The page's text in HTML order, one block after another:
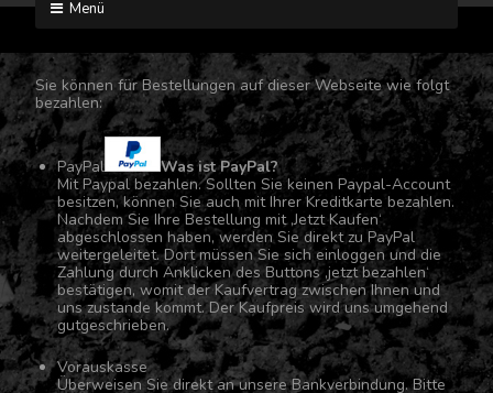
Menü
to
content
Sie können für Bestellungen auf dieser Webseite wie folgt
bezahlen:
PayPal
Was ist PayPal?
Mit Paypal bezahlen. Sollten Sie keinen Paypal-Account
besitzen, können Sie auch mit Ihrer Kreditkarte bezahlen.
Nachdem Sie Ihre Bestellung mit ‚Jetzt Kaufen‘
abgeschlossen haben, werden Sie direkt zu PayPal
weitergeleitet. Dort müssen Sie sich einloggen und die
Zahlung durch Anklicken des Buttons ‚jetzt bezahlen‘
bestätigen, womit der Kaufvertrag zwischen Ihnen und
uns zustande kommt. Der Kaufpreis wird uns umgehend
gutgeschrieben.
Vorauskasse
Überweisen Sie direkt an unsere Bankverbindung. Bitte